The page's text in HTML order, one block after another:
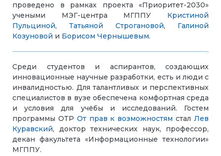
проведено в рамках проекта «Приоритет-2030»
учеными МЭГ-центра МГППУ Кристиной
Пульциной, Татьяной Строгановой, Галиной
Козуновой и Борисом Чернышевым.
Среди студентов и аспирантов, создающих
инновационные научные разработки, есть и люди с
инвалидностью. Для талантливых и перспективных
специалистов в вузе обеспечена комфортная среда
и условия для учёбы и исследований. Гостем
программы ОТР От прав к возможностям сталЛев
Куравский, доктор технических наук, профессор,
декан факультета «Информационные технологии»
МГППУ.